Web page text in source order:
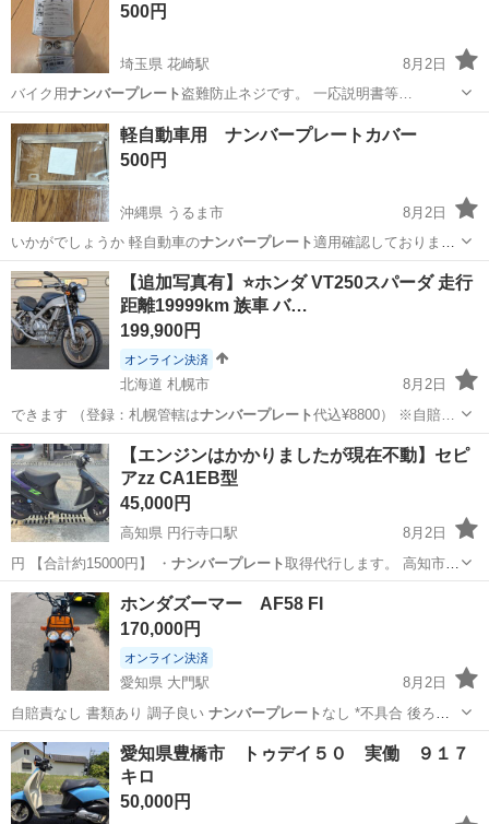
300円～の格安食堂あり！《佐...
500円
埼玉県 花崎駅
8月2日
バイク用ナンバープレート盗難防止ネジです。 一応説明書等…
埼玉 加須市 花崎駅 その他
軽自動車用 ナンバープレートカバー
500円
沖縄県 うるま市
8月2日
いかがでしょうか 軽自動車のナンバープレート適用確認しておりま
す。
沖縄 うるま市 外装、車外用品
【追加写真有】⭐️ホンダ VT250スパーダ 走行
距離19999km 族車 バ…
199,900円
オンライン決済
北海道 札幌市
8月2日
できます （登録：札幌管轄はナンバープレート 代込¥8800） ※自賠…
北海道 札幌市 スパーダ
【エンジンはかかりましたが現在不動】セピ
アzz CA1EB型
45,000円
高知県 円行寺口駅
8月2日
円 【合計約15000円】 ・ ナンバープレート取得代行します。 高知市内
での登…
高知 高知市 円行寺口駅
ホンダズーマー AF58 FI
170,000円
オンライン決済
愛知県 大門駅
8月2日
自賠責なし 書類あり 調子良い ナンバープレート なし *不具合 後ろの
タイヤが…
愛知 岡崎市 大門駅 ホンダ リザーバータンク
愛知県豊橋市 トゥデイ５０ 実働 ９１７
キロ
50,000円